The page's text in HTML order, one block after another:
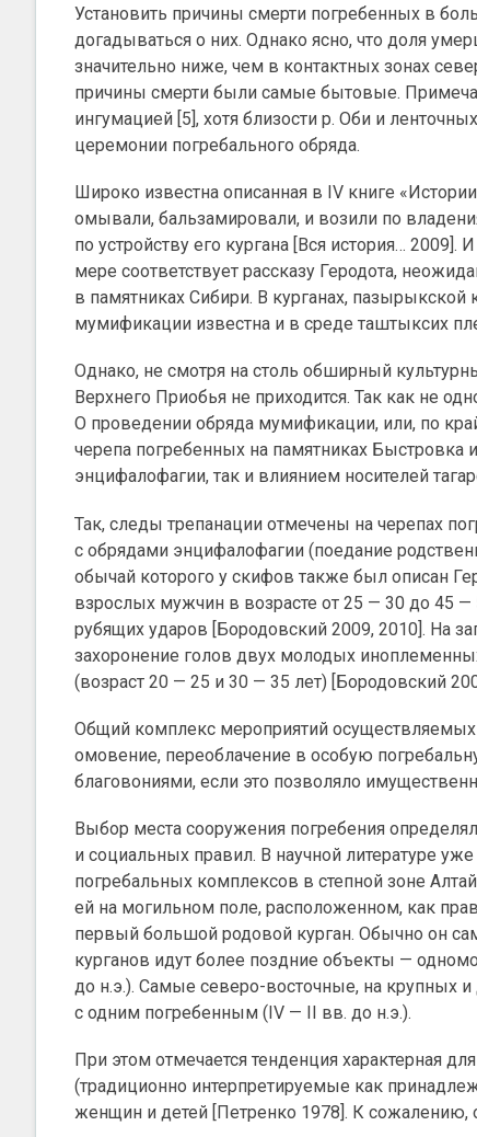
Установить причины смерти погребенных в
догадываться о них. Однако ясно, что доля
значительно ниже, чем в контактных зонах
причины смерти были самые бытовые.
ингумацией [5], хотя близости р. Оби и
церемонии погребального обряда.
Широко известна описанная в IV книге
омывали, бальзамировали, и возили по
по устройству его кургана [Вся история…
мере соответствует рассказу Геродота,
в памятниках Сибири. В курганах,
мумификации известна и в среде таштыксих
Однако, не смотря на столь обширный
Верхнего Приобья не приходится. Так как не
О проведении обряда мумификации, или, по
черепа погребенных на памятниках
энцифалофагии, так и влиянием носителей
Так, следы трепанации отмечены на черепах
с обрядами энцифалофагии (поедание
обычай которого у скифов также был описан
взрослых мужчин в возрасте от 25 — 30 до 45
рубящих ударов [Бородовский 2009, 2010]. На
захоронение голов двух молодых
(возраст 20 — 25 и 30 — 35 лет) [Бородовский
Общий комплекс мероприятий
омовение, переоблачение в особую
благовониями, если это позволяло
Выбор места сооружения погребения
и социальных правил. В научной литературе
погребальных комплексов в степной зоне
ей на могильном поле, расположенном, как
первый большой родовой курган. Обычно он
курганов идут более поздние объекты —
до н.э.). Самые северо-восточные, на крупных
с одним погребенным (IV — II вв. до н.э.).
При этом отмечается тенденция характерная
(традиционно интерпретируемые как
женщин и детей [Петренко 1978]. К сожалению,